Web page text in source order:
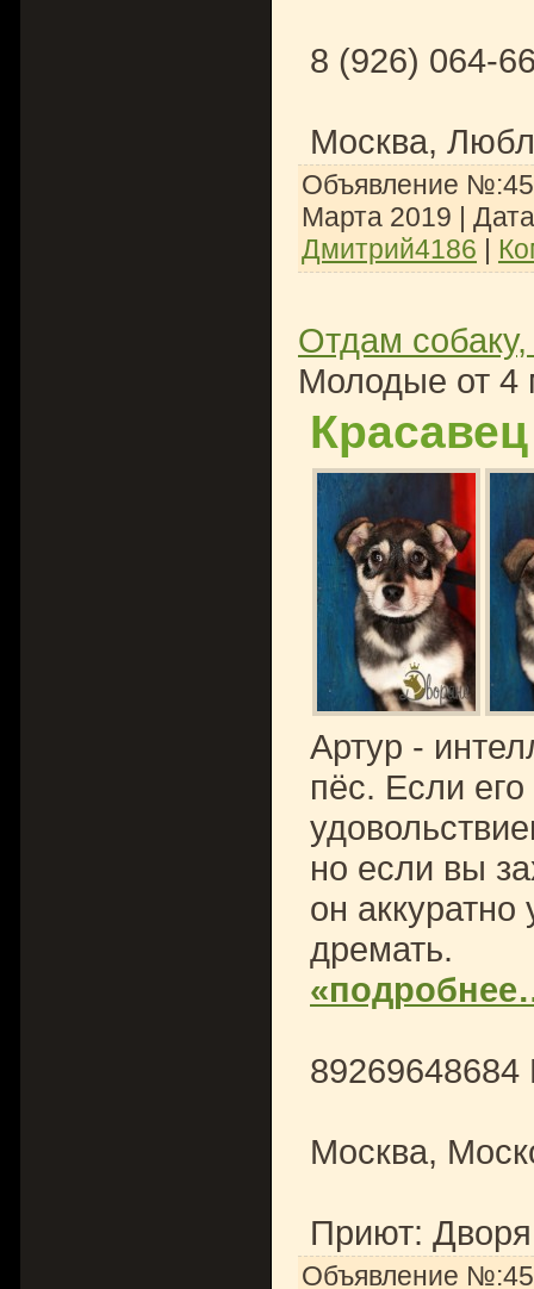
8 (926) 064-
Москва,
Объявление
Марта 2019 |
Дмитрий4186 |
Отдам
Молодые от 4
Артур -
пёс. Если
но если вы
он
дремать.
89269648684
Москва,
Приют:
Объявление